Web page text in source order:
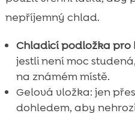
nepříjemný chlad.
Chladicí podložka pro
jestli není moc
na známém místě.
Gelová vložka: jen
dohledem, aby